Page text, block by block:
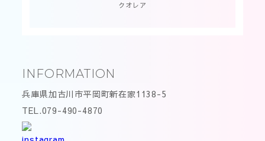
クオレア
INFORMATION
兵庫県加古川市平岡町新在家1138-5
TEL.079-490-4870